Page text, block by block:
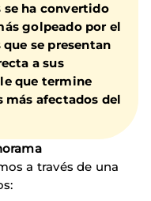
se ha convertido
golpeado por el
se presentan
a sus
que termine
más afectados del
a través de una